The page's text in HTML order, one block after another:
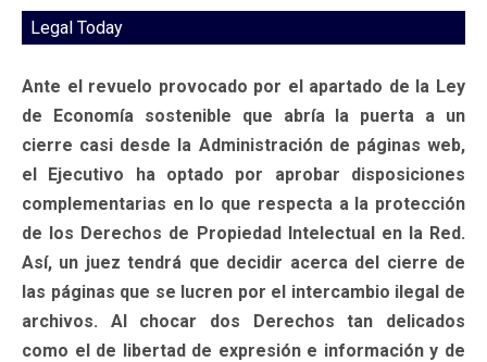
Legal Today
Ante el revuelo provocado por el apartado de la Ley
de Economía sostenible que abría la puerta a un
cierre casi desde la Administración de páginas web,
el Ejecutivo ha optado por aprobar disposiciones
complementarias en lo que respecta a la protección
de los Derechos de Propiedad Intelectual en la Red.
Así, un juez tendrá que decidir acerca del cierre de
las páginas que se lucren por el intercambio ilegal de
archivos. Al chocar dos Derechos tan delicados
como el de libertad de expresión e información y de